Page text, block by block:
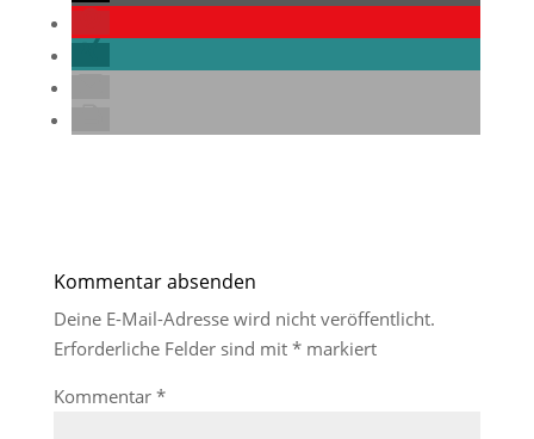
Kommentar absenden
Deine E-Mail-Adresse wird nicht veröffentlicht.
Erforderliche Felder sind mit *markiert
Kommentar *